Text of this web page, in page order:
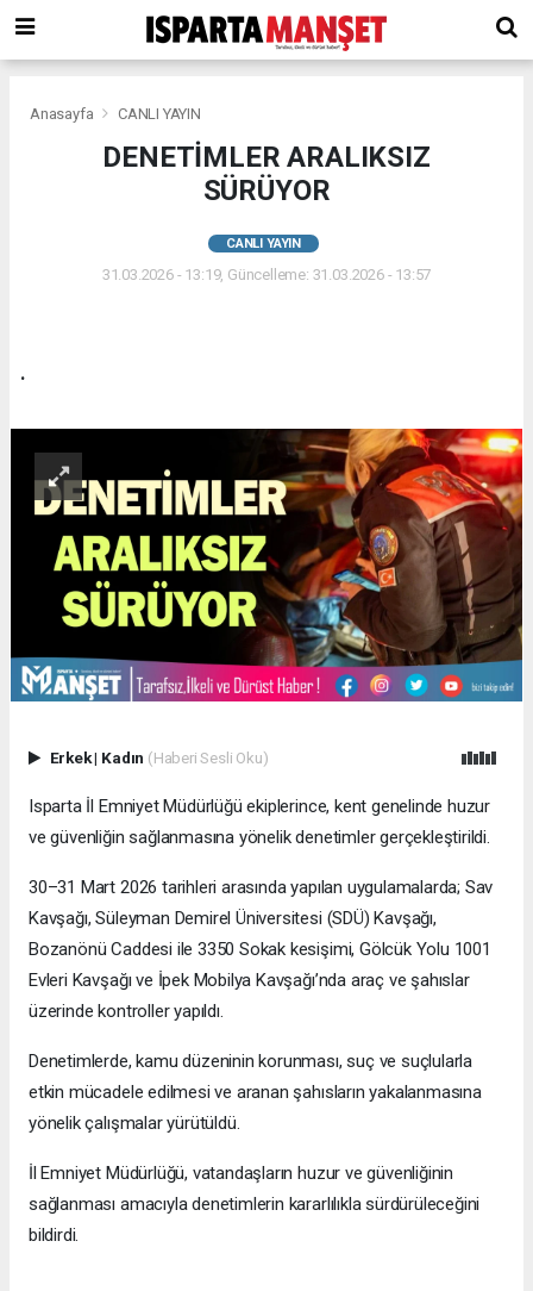
Anasayfa CANLI YAYIN
DENETİMLER ARALIKSIZ
SÜRÜYOR
CANLI YAYIN
31.03.2026 - 13:19, Güncelleme: 31.03.2026 - 13:57
.
Erkek| Kadın (Haberi Sesli Oku)
Isparta İl Emniyet Müdürlüğü ekiplerince, kent genelinde huzur
ve güvenliğin sağlanmasına yönelik denetimler gerçekleştirildi.
30–31 Mart 2026 tarihleri arasında yapılan uygulamalarda; Sav
Kavşağı, Süleyman Demirel Üniversitesi (SDÜ) Kavşağı,
Bozanönü Caddesi ile 3350 Sokak kesişimi, Gölcük Yolu 1001
Evleri Kavşağı ve İpek Mobilya Kavşağı’nda araç ve şahıslar
üzerinde kontroller yapıldı.
Denetimlerde, kamu düzeninin korunması, suç ve suçlularla
etkin mücadele edilmesi ve aranan şahısların yakalanmasına
yönelik çalışmalar yürütüldü.
İl Emniyet Müdürlüğü, vatandaşların huzur ve güvenliğinin
sağlanması amacıyla denetimlerin kararlılıkla sürdürüleceğini
bildirdi.